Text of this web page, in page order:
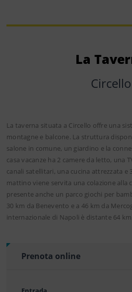
La
Circello
La taverna situata a Circello offre una
montagne e balcone. La struttura
salone in comune, un giardino e la
casa vacanze ha 2 camere da letto, una
canali satellitari, una cucina attrezzata e
mattino viene servita una colazione alla
presente anche un parco giochi per
30 km da Benevento e a 46 km da
internazionale di Napoli è distante 64 km.
Prenota online